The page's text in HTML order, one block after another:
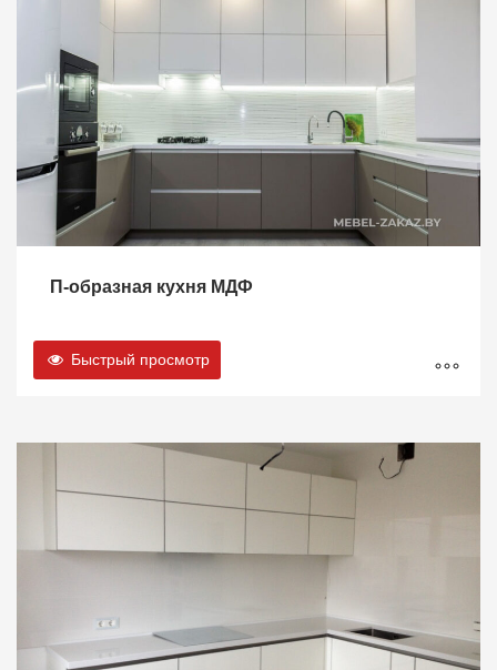
П-образная кухня МДФ
Быстрый просмотр